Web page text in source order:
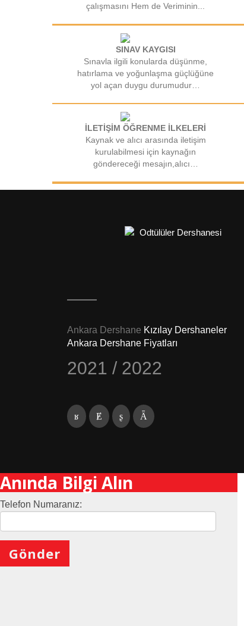
çalışmasını Hem de Veriminin...
SINAV KAYGISI
Sınavla ilgili konularda düşünme,
hatırlama ve yoğunlaşma güçlüğüne
yol açan duygu durumudur…
İLETİŞİM ÖĞRENME İLKELERİ
Kaynak ve alıcı arasında iletişim
kurulabilmesi için kaynağın
göndereceği mesajın,alıcı…
Ankara Dershane Kızılay Dershaneler
Ankara Dershane Fiyatları
2021 / 2022
Anında Bilgi Alın
Telefon Numaranız: